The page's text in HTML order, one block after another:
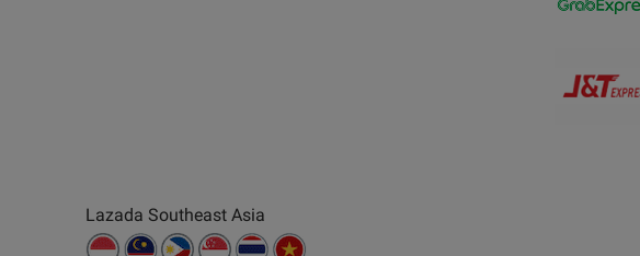
Lazada Southeast Asia